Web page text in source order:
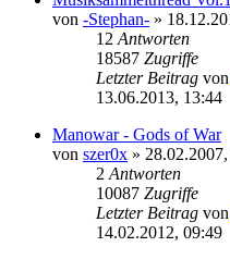
von -Stephan- »
12Antworten
18587 Zugriffe
Letzter Beitrag von
13.06.2013, 13:44
Manowar - Gods of War
von szer0x »
2Antworten
10087 Zugriffe
Letzter Beitrag von
14.02.2012, 09:49